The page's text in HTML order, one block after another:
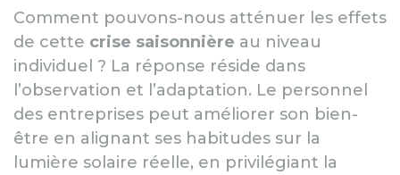
Comment pouvons-nous atténuer les effets
de cette crise saisonnière au niveau
individuel ? La réponse réside dans
l’observation et l’adaptation. Le personnel
des entreprises peut améliorer son bien-
être en alignant ses habitudes sur la
lumière solaire réelle, en privilégiant la